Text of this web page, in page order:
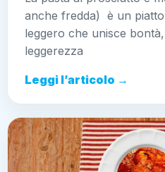
anche fredda) è un
leggero che unisce
leggerezza
Leggi l’articolo →